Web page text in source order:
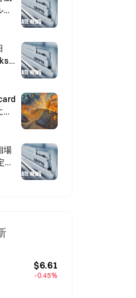
こ
場
株
$6.61
-0.45%